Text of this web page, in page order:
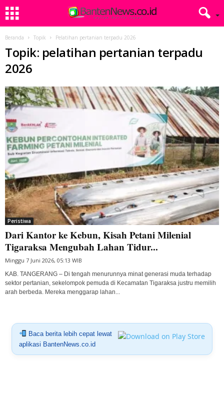
Beranda Topik Pelatihan pertanian terpadu 2026
Topik: pelatihan pertanian terpadu
2026
Peristiwa
Dari Kantor ke Kebun, Kisah Petani Milenial
Tigaraksa Mengubah Lahan Tidur...
Minggu 7 Juni 2026, 05:13 WIB
KAB. TANGERANG – Di tengah menurunnya minat generasi muda terhadap
sektor pertanian, sekelompok pemuda di Kecamatan Tigaraksa justru memilih
arah berbeda. Mereka menggarap lahan...
Baca berita lebih cepat lewat
aplikasi BantenNews.co.id